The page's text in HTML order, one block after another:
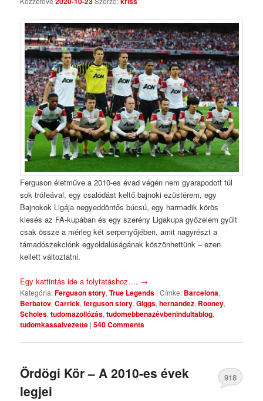
Ferguson életműve a 2010-es évad végén nem gyarapodott túl
sok trófeával, egy csalódást keltő bajnoki ezüstérem, egy
Bajnokok Ligája negyeddöntős búcsú, egy harmadik körös
kiesés az FA-kupában és egy szerény Ligakupa győzelem gyűlt
csak össze a mérleg két serpenyőjében, amit nagyrészt a
támadószekciónk egyoldalúságának köszönhettünk – ezen
kellett változtatni.
Egy kattintás ide a folytatáshoz…. →
Kategória:Ferguson story,True Legends |Címke: Barcelona,
Berbatov,Carrick,ferguson story,Giggs,hernandez, Rooney,
Scholes,tudomazollózás,tudomebbenazévbenindultablog,
tudomkassaivezette |540 Comments
Ördögi Kör – A 2010-es évek
legjei
918